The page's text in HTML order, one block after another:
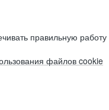
правильную
файлов cookie